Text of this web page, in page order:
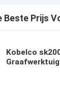
Beste Prijs
Kobelco